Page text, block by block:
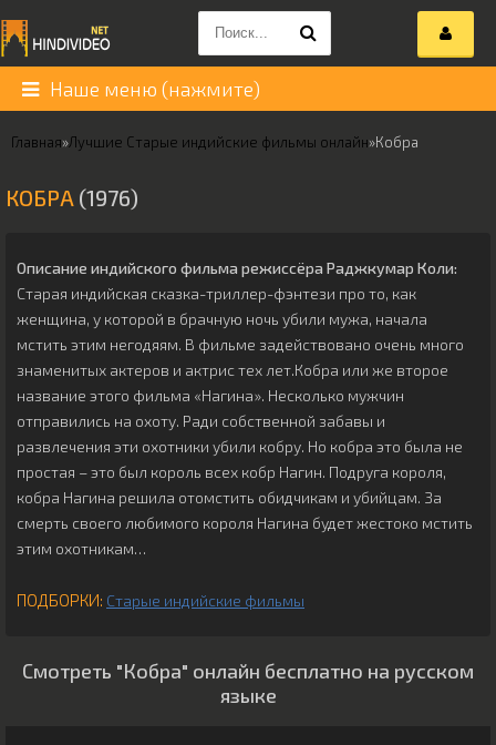
Наше меню (нажмите)
Главная»Лучшие Старые индийские фильмы онлайн»Кобра
КОБРА (1976)
Описание индийского фильма режиссёра Раджкумар Коли:
Старая индийская сказка-триллер-фэнтези про то, как
женщина, у которой в брачную ночь убили мужа, начала
мстить этим негодяям. В фильме задействовано очень много
знаменитых актеров и актрис тех лет.Кобра или же второе
название этого фильма «Нагина». Несколько мужчин
отправились на охоту. Ради собственной забавы и
развлечения эти охотники убили кобру. Но кобра это была не
простая – это был король всех кобр Нагин. Подруга короля,
кобра Нагина решила отомстить обидчикам и убийцам. За
смерть своего любимого короля Нагина будет жестоко мстить
этим охотникам…
ПОДБОРКИ: Старые индийские фильмы
Смотреть "Кобра" онлайн бесплатно на русском
языке